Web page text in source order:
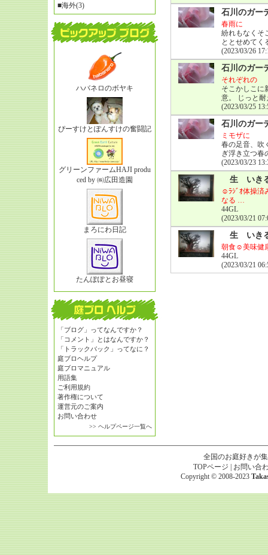
■海外(3)
ハバネロのボヤキ
ぴーすけとぽんすけの奮闘記
グリーンファームHAJI produ
ced by ㈱広田造園
まろにわ日記
たんぽぽとお昼寝
「ブログ」ってなんですか？
「コメント」とはなんですか？
「トラックバック」ってなに？
庭ブロヘルプ
庭ブロマニュアル
用語集
ご利用規約
著作権について
運営元のご案内
お問い合わせ
>> ヘルプページ一覧へ
石川のガー
春雨に
紛れもなくそ
ととせめて
(2023/03/26
石川のガー
それぞれの
そこかしこに
意。 じっと
(2023/03/25
石川のガー
ミモザに
春の足音、吹
ぎ浮き立つ
(2023/03/23
生 いき
☺ﾗｼﾞｵ体操済
なる …
44GL
(2023/03/21
生 いき
朝食☺美味健
44GL
(2023/03/21
全国のお庭好きが
TOPページ
お問い合
Copyright © 2008-2023